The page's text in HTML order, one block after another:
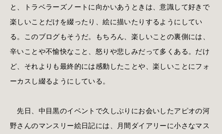
と、トラベラーズノートに向かいあうときは、意識して好きで
楽しいことだけを綴ったり、絵に描いたりするようにしてい
る。このブログもそうだ。もちろん、楽しいことの裏側には、
辛いことや不愉快なこと、怒りや悲しみだって多くある。だけ
ど、それよりも最終的には感動したことや、楽しいことにフォ
ーカスし綴るようにしている。
先日、中目黒のイベントで久しぶりにお会いしたアピオの河
野さんのマンスリー絵日記には、月間ダイアリーに小さなマス